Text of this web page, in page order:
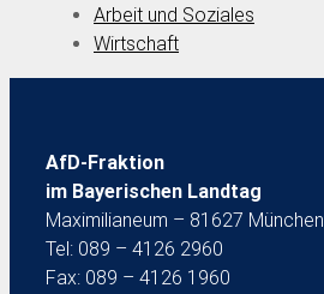
Arbeit und Soziales
Wirtschaft
AfD-Fraktion
im Bayerischen Landtag
Maximilianeum – 81627 München
Tel: 089 – 4126 2960
Fax: 089 – 4126 1960